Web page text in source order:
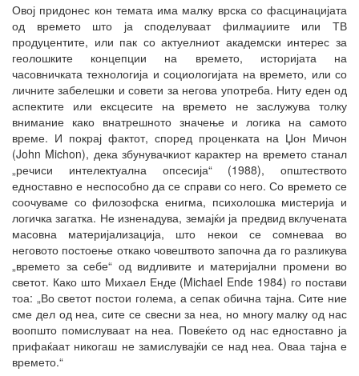
Овој придонес кон темата има малку врска со фасцинацијата
од времето што ја споделуваат филмаџиите или ТВ
продуцентите, или пак со актуелниот академски интерес за
геолошките концепции на времето, историјата на
часовничката технологија и социологијата на времето, или со
личните забелешки и совети за негова употреба. Ниту еден од
аспектите или ексцесите на времето не заслужува толку
внимание како внатрешното значење и логика на самото
време. И покрај фактот, според проценката на Џон Мичон
(John Michon), дека збунувачкиот карактер на времето станал
„речиси интелектуална опсесија“ (1988), општеството
едноставно е неспособно да се справи со него. Со времето се
соочуваме со филозофска енигма, психолошка мистерија и
логичка загатка. Не изненадува, земајќи ја предвид вклучената
масовна материјализација, што некои се сомневаа во
неговото постоење откако човештвото започна да го разликува
„времето за себе“ од видливите и материјални промени во
светот. Како што Михаел Енде (Michael Ende 1984) го постави
тоа: „Во светот постои голема, а сепак обична тајна. Сите ние
сме дел од неа, сите се свесни за неа, но многу малку од нас
воопшто помислуваат на неа. Повеќето од нас едноставно ја
прифаќаат никогаш не замислувајќи се над неа. Оваа тајна е
времето.“